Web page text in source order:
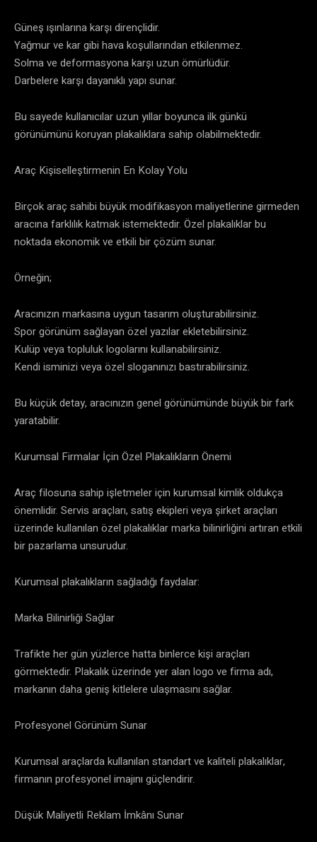
Güneş ışınlarına karşı dirençlidir.
Yağmur ve kar gibi hava koşullarından etkilenmez.
Solma ve deformasyona karşı uzun ömürlüdür.
Darbelere karşı dayanıklı yapı sunar.
Bu sayede kullanıcılar uzun yıllar boyunca ilk günkü
görünümünü koruyan plakalıklara sahip olabilmektedir.
Araç Kişiselleştirmenin En Kolay Yolu
Birçok araç sahibi büyük modifikasyon maliyetlerine girmeden
aracına farklılık katmak istemektedir. Özel plakalıklar bu
noktada ekonomik ve etkili bir çözüm sunar.
Örneğin;
Aracınızın markasına uygun tasarım oluşturabilirsiniz.
Spor görünüm sağlayan özel yazılar ekletebilirsiniz.
Kulüp veya topluluk logolarını kullanabilirsiniz.
Kendi isminizi veya özel sloganınızı bastırabilirsiniz.
Bu küçük detay, aracınızın genel görünümünde büyük bir fark
yaratabilir.
Kurumsal Firmalar İçin Özel Plakalıkların Önemi
Araç filosuna sahip işletmeler için kurumsal kimlik oldukça
önemlidir. Servis araçları, satış ekipleri veya şirket araçları
üzerinde kullanılan özel plakalıklar marka bilinirliğini artıran etkili
bir pazarlama unsurudur.
Kurumsal plakalıkların sağladığı faydalar:
Marka Bilinirliği Sağlar
Trafikte her gün yüzlerce hatta binlerce kişi araçları
görmektedir. Plakalık üzerinde yer alan logo ve firma adı,
markanın daha geniş kitlelere ulaşmasını sağlar.
Profesyonel Görünüm Sunar
Kurumsal araçlarda kullanılan standart ve kaliteli plakalıklar,
firmanın profesyonel imajını güçlendirir.
Düşük Maliyetli Reklam İmkânı Sunar